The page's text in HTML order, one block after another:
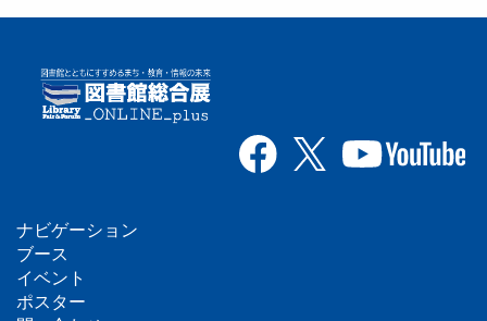
フ
ッ
ナビゲーション
ブース
イベント
ポスター